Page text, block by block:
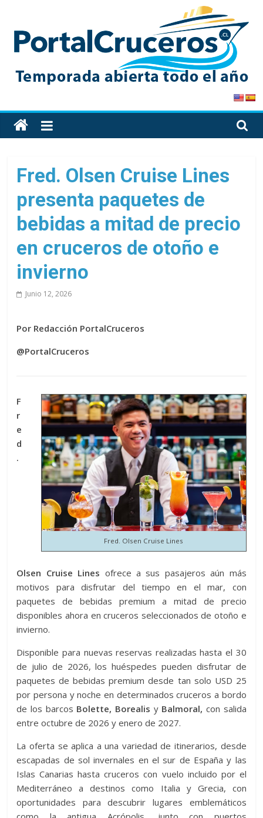
content
PortalCruceros
Toda
la
de
cruceros
en
un
solo
Fred. Olsen Cruise Lines
presenta paquetes de
bebidas a mitad de precio
en cruceros de otoño e
invierno
Junio 12, 2026
Por Redacción PortalCruceros
@PortalCruceros
Fred. Olsen Cruise Lines
F
r
e
d
.
Olsen Cruise Lines ofrece a sus pasajeros aún más
motivos para disfrutar del tiempo en el mar, con
paquetes de bebidas premium a mitad de precio
disponibles ahora en cruceros seleccionados de otoño e
invierno.
Disponible para nuevas reservas realizadas hasta el 30
de julio de 2026, los huéspedes pueden disfrutar de
paquetes de bebidas premium desde tan solo USD 25
por persona y noche en determinados cruceros a bordo
de los barcos Bolette, Borealis y Balmoral, con salida
entre octubre de 2026 y enero de 2027.
La oferta se aplica a una variedad de itinerarios, desde
escapadas de sol invernales en el sur de España y las
Islas Canarias hasta cruceros con vuelo incluido por el
Mediterráneo a destinos como Italia y Grecia, con
oportunidades para descubrir lugares emblemáticos